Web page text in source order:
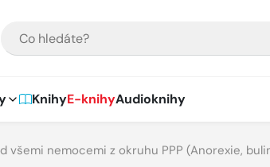
KnihyE-knihyAudioknihy
všemi nemocemi z okruhu PPP (Anorexie,